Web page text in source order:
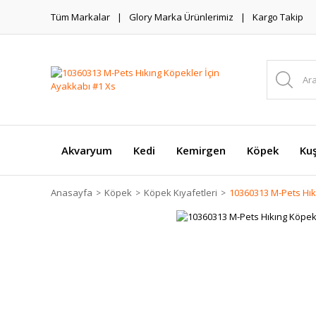
Tüm Markalar Glory Marka Ürünlerimiz Kargo Takip
Akvaryum Kedi Kemirgen Köpek
Anasayfa Köpek Köpek Kıyafetleri 10360313 M-Pets